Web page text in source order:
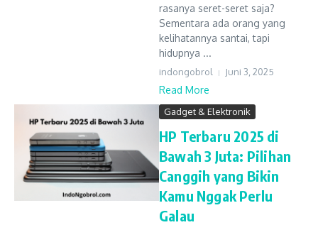
rasanya seret-seret saja?
Sementara ada orang yang
kelihatannya santai, tapi
hidupnya ...
indongobrol Juni 3, 2025
Read More
Gadget & Elektronik
HP Terbaru 2025 di
Bawah 3 Juta: Pilihan
Canggih yang Bikin
Kamu Nggak Perlu
Galau